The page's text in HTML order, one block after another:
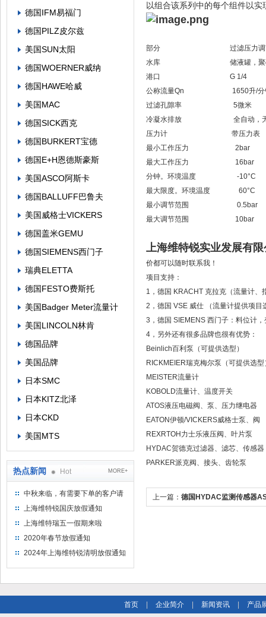
德国IFM易福门
德国PILZ皮尔兹
美国SUN太阳
德国WOERNER威纳
德国HAWE哈威
美国MAC
德国SICK西克
德国BURKERT宝德
德国E+H恩德斯豪斯
美国ASCO阿斯卡
德国BALLUFF巴鲁夫
美国威格士VICKERS
德国盖米GEMU
德国SIEMENS西门子
瑞典ELETTA
德国FESTO费斯托
美国Badger Meter流量计
美国LINCOLN林肯
德国品牌
美国品牌
日本SMC
日本KITZ北泽
日本CKD
美国MTS
热点新闻 Hot MORE+
中秋来临，有需要下单的客户请
提前下单
上海维特锐国庆放假通知
上海维特瑞五一假期来啦
2020年春节放假通知
2024年上海维特锐清明放假通知
以组合该系列中的每个组件以
部分 过滤压力调
水库 储液罐，聚碳酸
港口 G 1/4
公称流量Qn 1650升/分
过滤孔隙率 5微米
冷凝水排放 全自动，无
压力计 带压力表
最小工作压力 2bar
最大工作压力 16bar
分钟。环境温度 -10°C
最大限度。环境温度 60°C
最小调节范围 0.5bar
最大调节范围 10bar
上海维特锐实业发展有限
价都可以随时联系我！
项目支持：
1，德国 KRACHT 克拉克（流量计
2，德国 VSE 威仕 （流量计提供项
3，德国 SIEMENS 西门子：料位计
4，另外还有很多品牌也很有优势：
Beinlich百利泵（可提供选型）
RICKMEIER瑞克梅尔泵（可提供选型
MEISTER流量计
KOBOLD流量计、温度开关
ATOS液压电磁阀、泵、压力继电器
EATON伊顿/VICKERS威格士泵、阀
REXRTOH力士乐液压阀、叶片泵
HYDAC贺德克过滤器、滤芯、传感器
PARKER派克阀、接头、齿轮泵
上一篇： 德国HYDAC监测传感器
首页 企业简介 新闻资讯 产品